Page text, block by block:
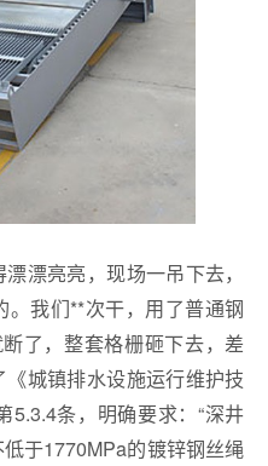
漂亮亮，现场一吊下去，
我们**次干，用了普通钢
了，整套格栅砸下去，差
城镇排水设施运行维护技
5.3.4条，明确要求：“深井
于1770MPa的镀锌钢丝绳